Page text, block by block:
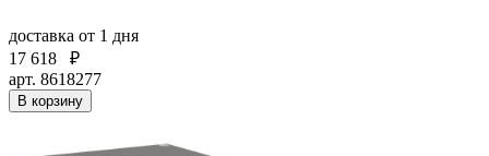
доставка от 1 дня
17 618
₽
арт. 8618277
В корзину